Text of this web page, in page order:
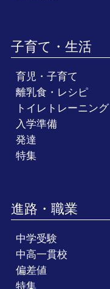
子育て・生活
育児・子育て
離乳食・レシピ
トイレトレーニング
入学準備
発達
特集
進路・職業
中学受験
中高一貫校
偏差値
特集